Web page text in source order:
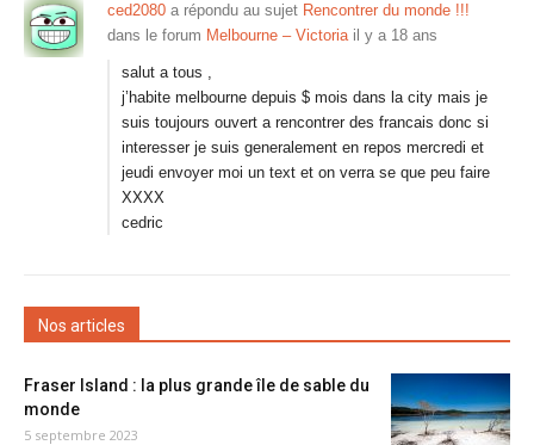
ced2080 a répondu au sujet Rencontrer du monde !!!
dans le forum Melbourne – Victoria il y a 18 ans
salut a tous ,
j’habite melbourne depuis $ mois dans la city mais je
suis toujours ouvert a rencontrer des francais donc si
interesser je suis generalement en repos mercredi et
jeudi envoyer moi un text et on verra se que peu faire
XXXX
cedric
Nos articles
Fraser Island : la plus grande île de sable du
monde
5 septembre 2023